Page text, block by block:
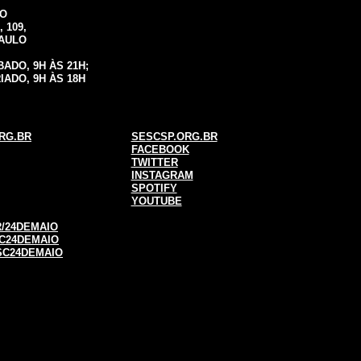
109,
9H ÀS 21H;
9H ÀS 18H
SESCSP.ORG.BR
FACEBOOK
TWITTER
INSTAGRAM
SPOTIFY
YOUTUBE
24DEMAIO